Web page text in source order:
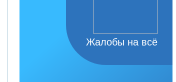
Жалобы на всё